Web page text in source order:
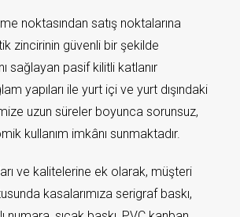
noktasından satış noktalarına
zincirinin güvenli bir şekilde
sağlayan pasif kilitli katlanır
yapıları ile yurt içi ve yurt dışındaki
uzun süreler boyunca sorunsuz,
kullanım imkânı sunmaktadır.
ve kalitelerine ek olarak, müşteri
kasalarımıza serigraf baskı,